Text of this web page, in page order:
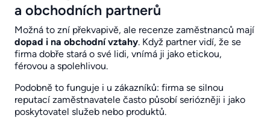
a obchodních partnerů
Možná to zní překvapivě, ale recenze zaměstnanců mají
dopad i na obchodní vztahy. Když partner vidí, že se
firma dobře stará o své lidi, vnímá ji jako etickou,
férovou a spolehlivou.
Podobně to funguje i u zákazníků: firma se silnou
reputací zaměstnavatele často působí seriózněji i jako
poskytovatel služeb nebo produktů.